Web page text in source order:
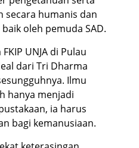
secara humanis dan
oleh pemuda SAD.
UNJA di Pulau
dari Tri Dharma
Ilmu
hanya menjadi
ia harus
bagi kemanusiaan.